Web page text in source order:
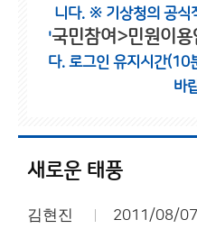
니다. ※ 기상청의 공식
'국민참여>민원이용
다. 로그인 유지시간(10
바
새로운 태풍
김현진 2011/08/07